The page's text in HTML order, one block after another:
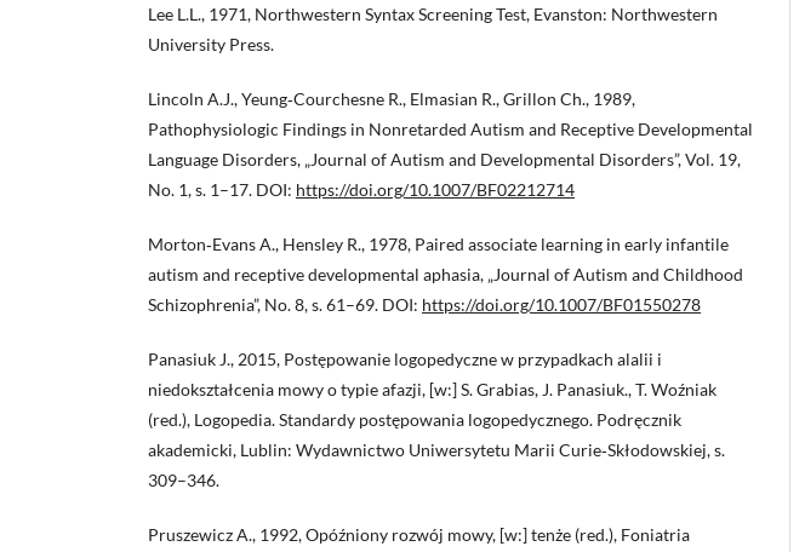
Lee L.L., 1971, Northwestern Syntax Screening Test, Evanston: Northwestern
University Press.
Lincoln A.J., Yeung‑Courchesne R., Elmasian R., Grillon Ch., 1989,
Pathophysiologic Findings in Nonretarded Autism and Receptive Developmental
Language Disorders, „Journal of Autism and Developmental Disorders”, Vol. 19,
No. 1, s. 1–17. DOI: https://doi.org/10.1007/BF02212714
Morton‑Evans A., Hensley R., 1978, Paired associate learning in early infantile
autism and receptive developmental aphasia, „Journal of Autism and Childhood
Schizophrenia”, No. 8, s. 61–69. DOI: https://doi.org/10.1007/BF01550278
Panasiuk J., 2015, Postępowanie logopedyczne w przypadkach alalii i
niedokształcenia mowy o typie afazji, [w:] S. Grabias, J. Panasiuk., T. Woźniak
(red.), Logopedia. Standardy postępowania logopedycznego. Podręcznik
akademicki, Lublin: Wydawnictwo Uniwersytetu Marii Curie‑Skłodowskiej, s.
309–346.
Pruszewicz A., 1992, Opóźniony rozwój mowy, [w:] tenże (red.), Foniatria